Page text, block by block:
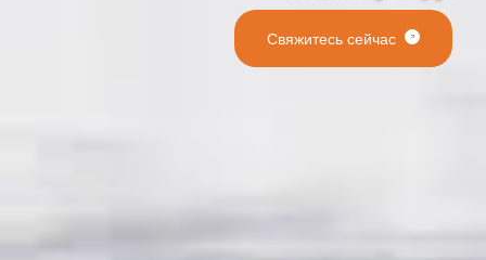
Свяжитесь сейчас